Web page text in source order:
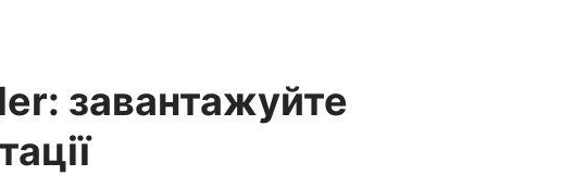
завантажуйте